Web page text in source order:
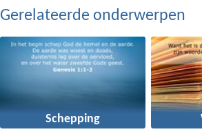
Gerelateerde onderwerpen
Schepping